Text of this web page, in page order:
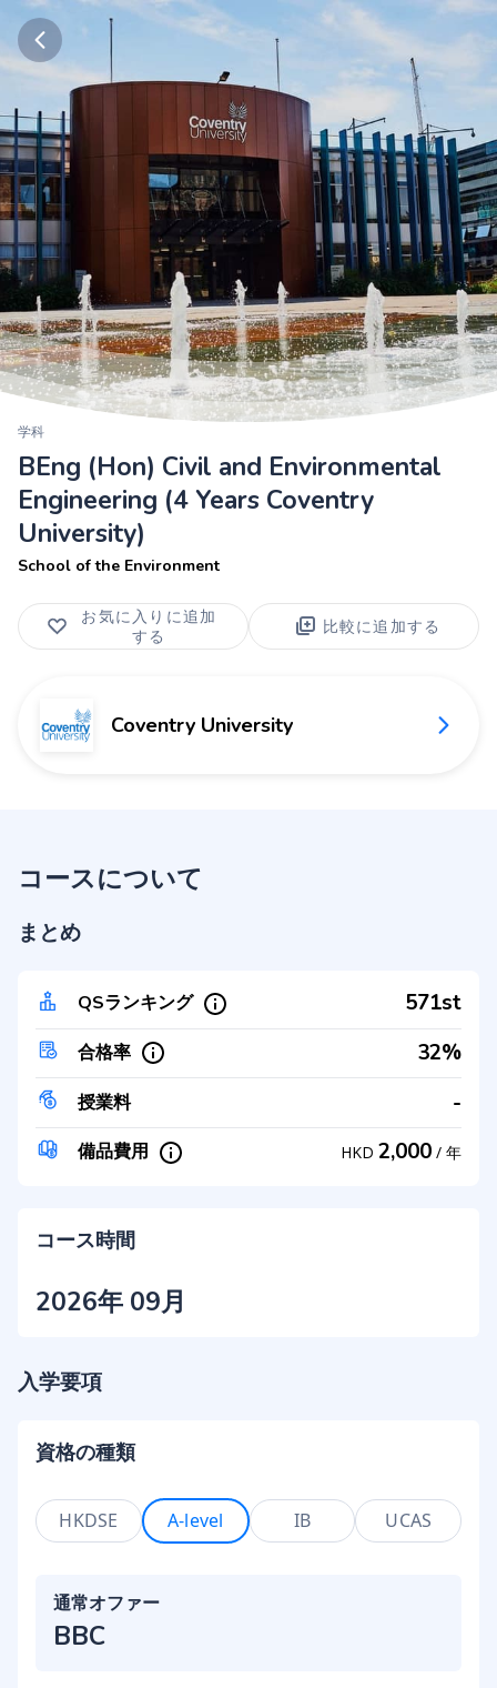
学科
BEng (Hon) Civil and Environmental
Engineering (4 Years Coventry
University)
School of the Environment
お気に入りに追加
する
比較に追加する
Coventry University
コースについて
まとめ
QSランキング 571st
合格率 32%
授業料 -
備品費用 HKD 2,000 / 年
コース時間
2026年 09月
入学要項
資格の種類
HKDSE A-level IB UCAS
通常オファー
BBC